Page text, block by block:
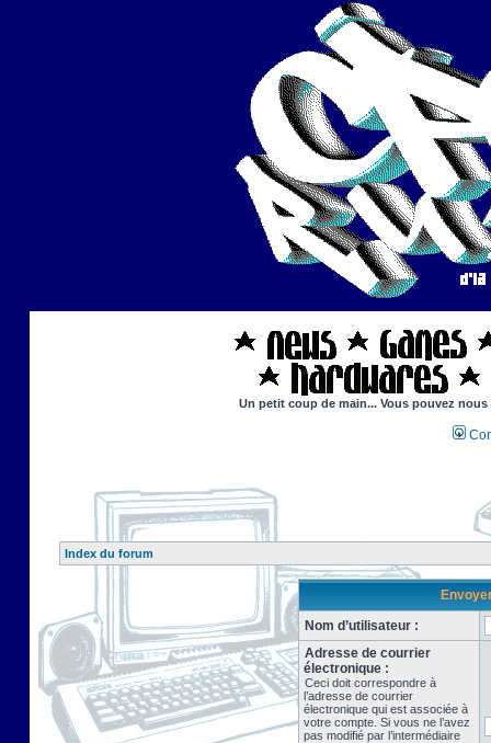
Un petit coup de main... Vous pouvez
Index du forum
Nom d’utilisateur :
Adresse de courrier
électronique :
Ceci doit correspondre à
l’adresse de courrier
électronique qui est associée à
votre compte. Si vous ne l’avez
pas modifié par l’intermédiaire